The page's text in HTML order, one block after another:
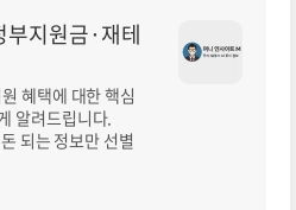
부지원금·재테
혜택에 대한 핵심
알려드립니다.
되는 정보만 선별